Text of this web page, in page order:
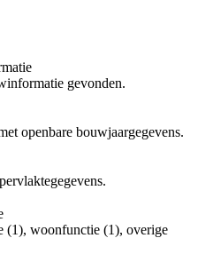
gevonden.
openbare bouwjaargegevens.
(1), woonfunctie (1), overige